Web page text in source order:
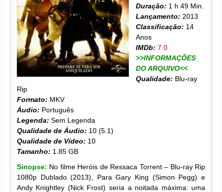
Duração: 1 h 49 Min.
Lançamento: 2013
Classificação: 14
Anos
IMDb: 7.0
>>INFORMAÇÕES
DO ARQUIVO<<
Qualidade: Blu-ray
Rip
Formato: MKV
Áudio: Português
Legenda: Sem Legenda
Qualidade de Áudio: 10 (5.1)
Qualidade de Vídeo: 10
Tamanho: 1.85 GB
Sinopse: No filme Heróis de Ressaca Torrent – Blu-ray Rip
1080p Dublado (2013), Para Gary King (Simon Pegg) e
Andy Knightley (Nick Frost) seria a noitada máxima: uma